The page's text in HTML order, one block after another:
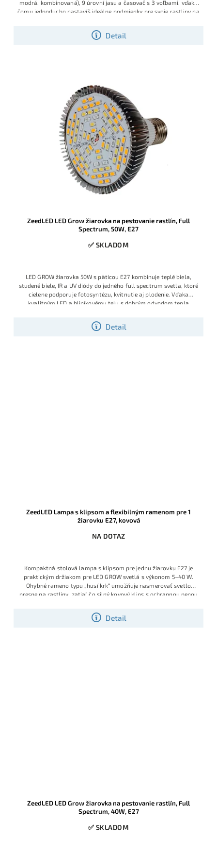
Detail
modrá, kombinovaná), 9 úrovní jasu a časovač s 3 voľbami, vďaka
čomu jednoducho nastavíš ideálne podmienky pre svoje rastliny na
ZeedLED LED Grow žiarovka na pestovanie rastlín, Full
Spectrum, 50W, E27
✅ SKLADOM
Detail
LED GROW žiarovka 50W s päticou E27 kombinuje teplé biela,
studené biele, IR a UV diódy do jedného full spectrum svetla, ktoré
cielene podporuje fotosyntézu, kvitnutie aj plodenie. Vďaka
kvalitným LED a hliníkovému telu s dobrým odvodom tepla
W a životnosti nad 30 000 hodín.
ZeedLED Lampa s klipsom a flexibilným ramenom pre 1
žiarovku E27, kovová
NA DOTAZ
Detail
Kompaktná stolová lampa s klipsom pre jednu žiarovku E27 je
praktickým držiakom pre LED GROW svetlá s výkonom 5–40 W.
Ohybné rameno typu „husí krk“ umožňuje nasmerovať svetlo
presne na rastliny, zatiaľ čo silný kovový klips s ochrannou penou
ZeedLED LED Grow žiarovka na pestovanie rastlín, Full
Spectrum, 40W, E27
✅ SKLADOM